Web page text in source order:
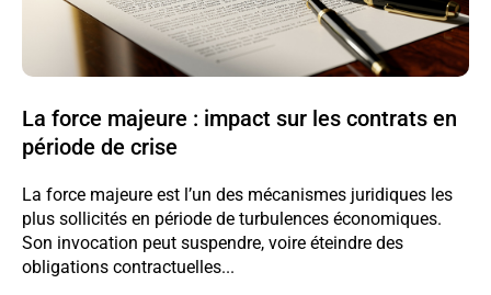
La force majeure : impact sur les contrats en
période de crise
La force majeure est l’un des mécanismes juridiques les
plus sollicités en période de turbulences économiques.
Son invocation peut suspendre, voire éteindre des
obligations contractuelles...